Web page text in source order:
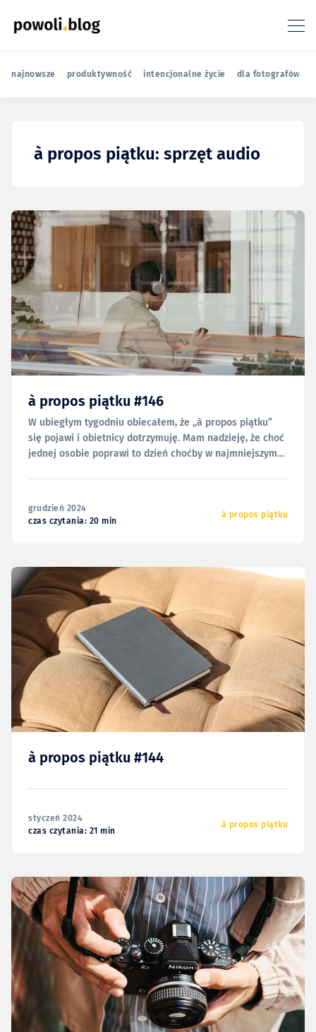
najnowsze produktywność intencjonalne życie dla fotografów
à propos piątku: sprzęt audio
à propos piątku #146
W ubiegłym tygodniu obiecałem, że „à propos piątku”
się pojawi i obietnicy dotrzymuję. Mam nadzieję, że choć
jednej osobie poprawi to dzień choćby w najmniejszym
grudzień 2024
czas czytania: 20 min
à propos piątku
à propos piątku #144
styczeń 2024
czas czytania: 21 min
à propos piątku